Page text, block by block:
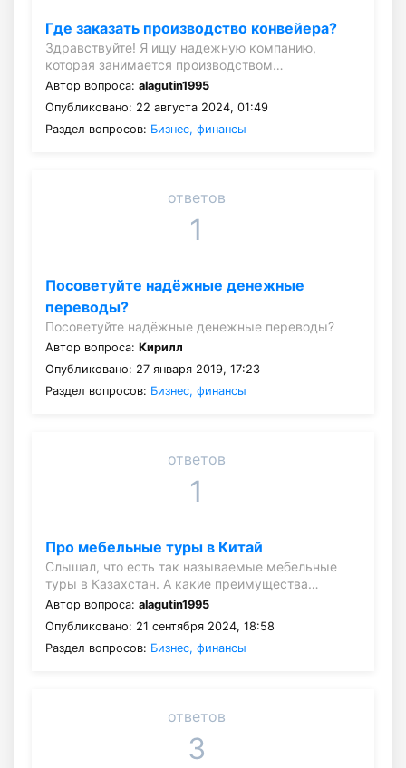
Где заказать производство конвейера?
Здравствуйте! Я ищу надежную компанию,
которая занимается производством…
Автор вопроса: alagutin1995
Опубликовано: 22 августа 2024, 01:49
Раздел вопросов: Бизнес, финансы
ответов
1
Посоветуйте надёжные денежные
переводы?
Посоветуйте надёжные денежные переводы?
Автор вопроса: Кирилл
Опубликовано: 27 января 2019, 17:23
Раздел вопросов: Бизнес, финансы
ответов
1
Про мебельные туры в Китай
Слышал, что есть так называемые мебельные
туры в Казахстан. А какие преимущества…
Автор вопроса: alagutin1995
Опубликовано: 21 сентября 2024, 18:58
Раздел вопросов: Бизнес, финансы
ответов
3